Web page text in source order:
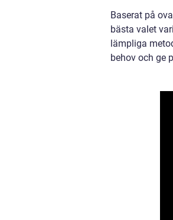
Baserat på
bästa valet
lämpliga
behov och ge